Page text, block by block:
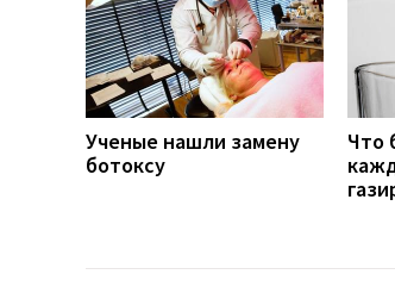
Ученые нашли замену
ботоксу
Что